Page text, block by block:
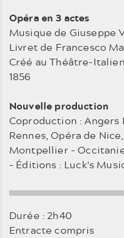
Opéra en 3 actes
Musique de Giuseppe
Livret de Francesco
Créé au Théâtre-
1856
Nouvelle production
Coproduction : Angers
Rennes, Opéra de
Montpellier -
- Éditions : Luck's
Durée : 2h40
Entracte compris